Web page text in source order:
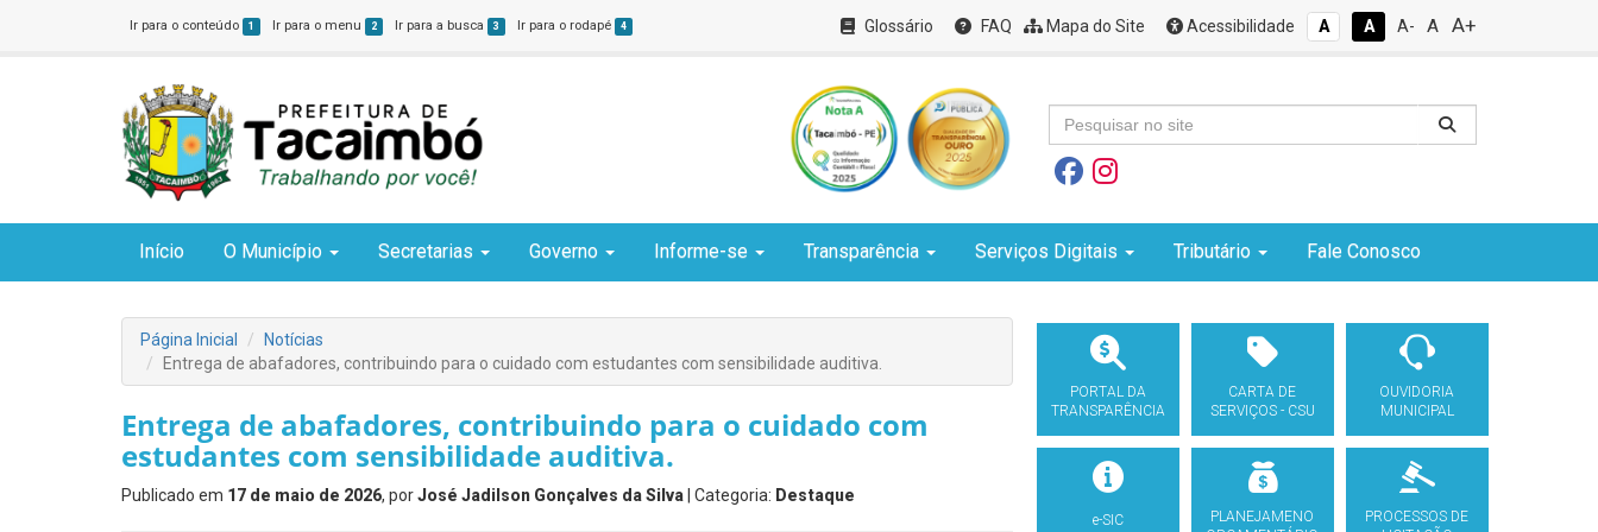
Ir para o conteúdo 1 Ir para o menu 2 Ir para a busca 3 Ir para o rodapé 4 Glossário FAQ Mapa do Site Acessibilidade A A A- A A+
Início O Município Secretarias Governo Informe-se Transparência Serviços Digitais Tributário Fale Conosco
Página Inicial
Notícias
Entrega de abafadores, contribuindo para o cuidado com estudantes com sensibilidade auditiva.
Entrega de abafadores, contribuindo para o cuidado com
estudantes com sensibilidade auditiva.
Publicado em 17 de maio de 2026, porJosé Jadilson Gonçalves da Silva | Categoria: Destaque
PORTAL DA
TRANSPARÊNCIA
CARTA DE
SERVIÇOS - CSU
OUVIDORIA
MUNICIPAL
e-SIC
PLANEJAMENO
PROCESSOS DE